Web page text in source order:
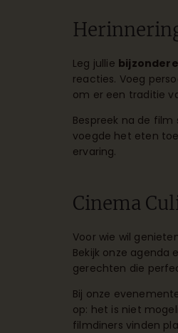
Leg jullie
reacties. Voeg
om er een traditie
Bespreek na de
voegde het eten
ervaring.
Cinema
Voor wie wil
Bekijk onze agenda
gerechten die
Bij onze
op: het is niet
filmdiners vinden